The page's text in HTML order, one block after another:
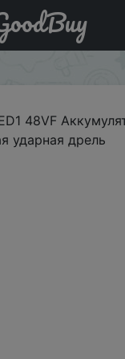
Аккумуляторная